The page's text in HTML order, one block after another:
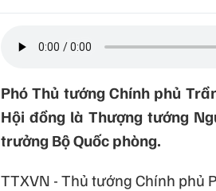
Phó Thủ tướng Chính phủ
Hội đồng là Thượng tướng
trưởng Bộ Quốc phòng.
TTXVN - Thủ tướng Chính phủ